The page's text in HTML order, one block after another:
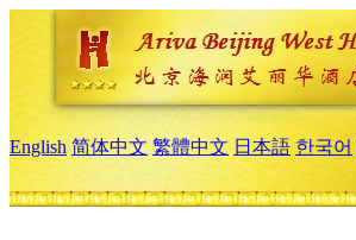
English 简体中文 繁體中文 日本語 한국어